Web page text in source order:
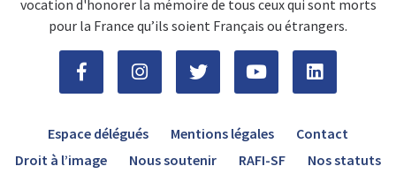
vocation d'honorer la mémoire de tous ceux qui sont morts
pour la France qu’ils soient Français ou étrangers.
Espace délégués Mentions légales
Contact
Droit à l’image
Nous soutenir RAFI-SF Nos statuts